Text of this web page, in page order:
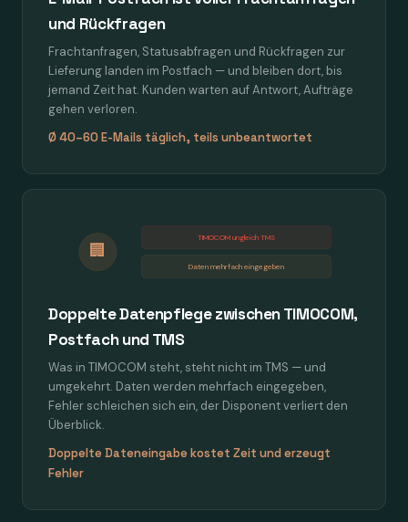
und Rückfragen
Frachtanfragen, Statusabfragen und Rückfragen zur
Lieferung landen im Postfach — und bleiben dort, bis
jemand Zeit hat. Kunden warten auf Antwort, Aufträge
gehen verloren.
Ø 40–60 E-Mails täglich, teils unbeantwortet
🏢
TIMOCOM ungleich TMS
Daten mehrfach eingegeben
Doppelte Datenpflege zwischen TIMOCOM,
Postfach und TMS
Was in TIMOCOM steht, steht nicht im TMS — und
umgekehrt. Daten werden mehrfach eingegeben,
Fehler schleichen sich ein, der Disponent verliert den
Überblick.
Doppelte Dateneingabe kostet Zeit und erzeugt
Fehler